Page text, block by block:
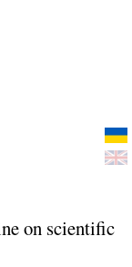
on scientific